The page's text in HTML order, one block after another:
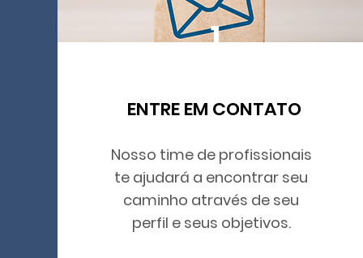
1
ENTRE EM CONTATO
Nosso time de profissionais
te ajudará a encontrar seu
caminho através de seu
perfil e seus objetivos.